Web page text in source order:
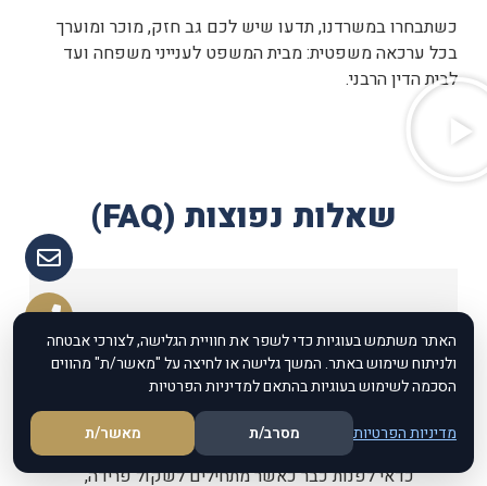
כשתבחרו במשרדנו, תדעו שיש לכם גב חזק, מוכר ומוערך
בכל ערכאה משפטית: מבית המשפט לענייני משפחה ועד
לבית הדין הרבני.
שאלות נפוצות (FAQ)
מתי כדאי לפנות לעורך
דין גירושין?
כדאי לפנות כבר כאשר מתחילים לשקול פרידה,
האתר משתמש בעוגיות כדי לשפר את חוויית הגלישה, לצורכי אבטחה
ולניתוח שימוש באתר. המשך גלישה או לחיצה על "מאשר/ת" מהווים
הסכמה לשימוש בעוגיות בהתאם למדיניות הפרטיות
מדיניות הפרטיות מסרב/ת מאשר/ת